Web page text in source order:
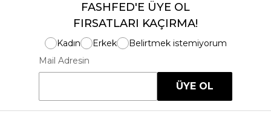
FASHFED'E ÜYE OL
FIRSATLARI KAÇIRMA!
Kadın Erkek
Belirtmek istemiyorum
Mail Adresin
ÜYE OL